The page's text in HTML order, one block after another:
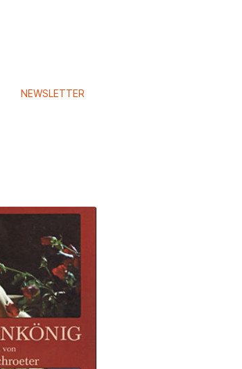
NEWSLETTER